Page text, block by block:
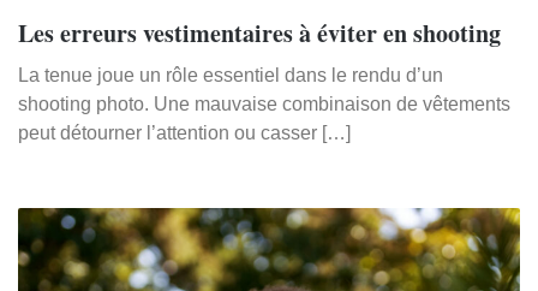
Les erreurs vestimentaires à éviter en shooting
La tenue joue un rôle essentiel dans le rendu d’un
shooting photo. Une mauvaise combinaison de vêtements
peut détourner l’attention ou casser […]